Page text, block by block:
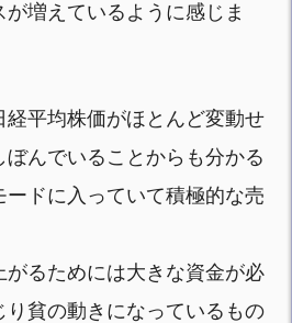
増えているように感じま
経平均株価がほとんど変動せ
んでいることからも分かる
ドに入っていて積極的な売
がるためには大きな資金が必
貧の動きになっているもの